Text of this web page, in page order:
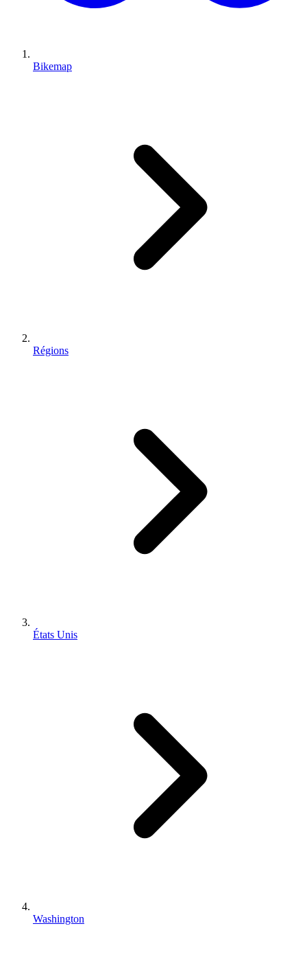
Bikemap
Régions
États Unis
Washington